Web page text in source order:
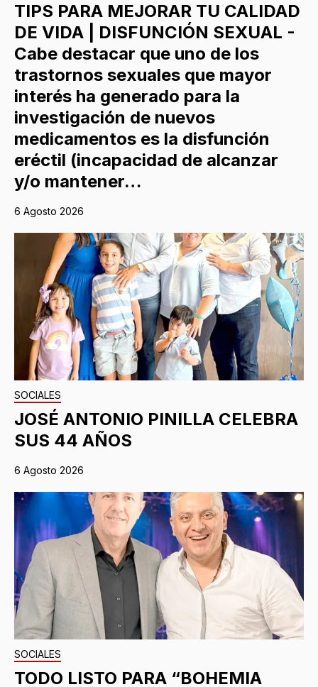
TIPS PARA MEJORAR TU CALIDAD
DE VIDA | DISFUNCIÓN SEXUAL -
Cabe destacar que uno de los
trastornos sexuales que mayor
interés ha generado para la
investigación de nuevos
medicamentos es la disfunción
eréctil (incapacidad de alcanzar
y/o mantener…
6 Agosto 2026
SOCIALES
JOSÉ ANTONIO PINILLA CELEBRA
SUS 44 AÑOS
6 Agosto 2026
SOCIALES
TODO LISTO PARA “BOHEMIA